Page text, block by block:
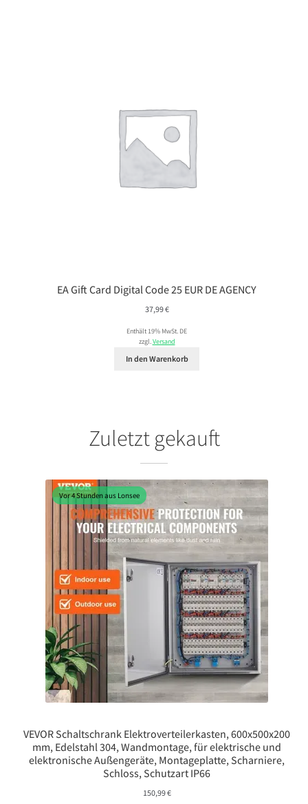
EA Gift Card Digital Code 25 EUR DE AGENCY
37,99€
Enthält 19% MwSt. DE
zzgl.Versand
In den Warenkorb
Zuletzt gekauft
Vor 4 Stunden aus Lonsee
VEVOR Schaltschrank Elektroverteilerkasten, 600x500x200
mm, Edelstahl 304, Wandmontage, für elektrische und
elektronische Außengeräte, Montageplatte, Scharniere,
Schloss, Schutzart IP66
150,99€